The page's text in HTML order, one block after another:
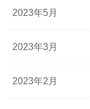
2023年5月
2023年3月
2023年2月